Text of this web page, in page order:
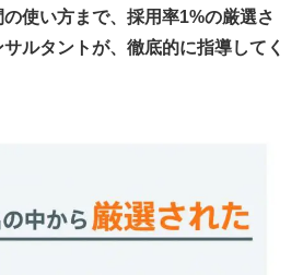
使い方まで、採用率1%の厳選さ
ルタントが、徹底的に指導してく